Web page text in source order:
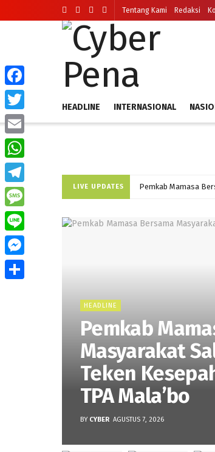
Tentang Kami Redaksi
Cyber
HEADLINE INTERNASIONAL
LIVE UPDATES
HEADLINE
Pemkab
Masyarakat
Teken
TPA Mala’bo
BY CYBER AGUSTUS 7, 2026
Facebook
Twitter
Email
WhatsApp
Telegram
Message
Line
Messenger